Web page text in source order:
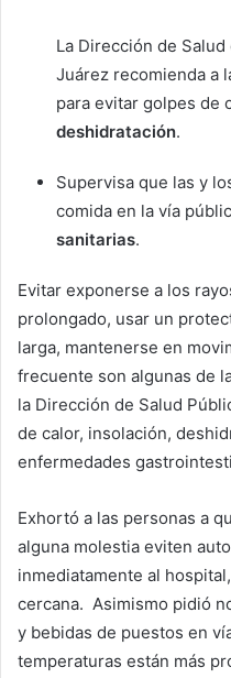
La Dirección de Salud
Juárez recomienda a
para evitar golpes de
deshidratación.
Supervisa que las y
comida en la vía
sanitarias.
Evitar exponerse a los
prolongado, usar un
larga, mantenerse en
frecuente son algunas de
la Dirección de Salud
de calor, insolación,
enfermedades
Exhortó a las personas a
alguna molestia eviten
inmediatamente al
cercana. Asimismo pidió
y bebidas de puestos en
temperaturas están más